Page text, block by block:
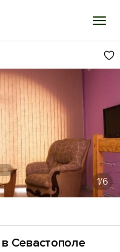
1/6
Севастополе